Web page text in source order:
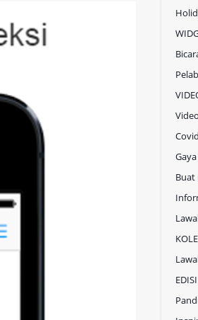
Buat